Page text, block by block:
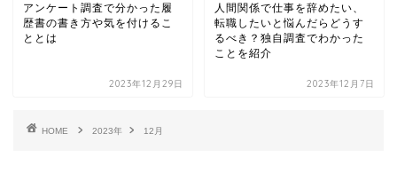
アンケート調査で分かった履
歴書の書き方や気を付けるこ
ととは
2023年12月29日
人間関係で仕事を辞めたい、
転職したいと悩んだらどうす
るべき？独自調査でわかった
ことを紹介
2023年12月7日
HOME 2023年 12月